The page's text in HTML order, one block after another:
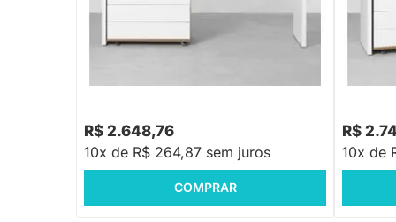
Contemporânea New Branco 1,80m +
Gaveteiro 3 Gavetas Louro Freijó e
R$ 2.648,76
10x de R$ 264,87 sem juros
COMPRAR
Branco
R$
10x de